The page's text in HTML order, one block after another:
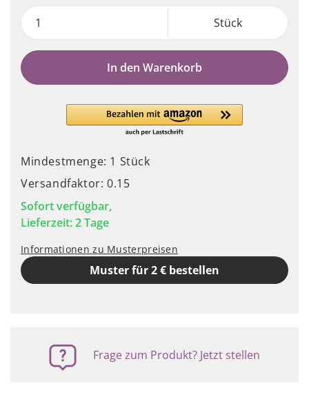
Stück
In den Warenkorb
Mindestmenge: 1 Stück
Versandfaktor: 0.15
Sofort verfügbar,
Lieferzeit: 2 Tage
Informationen zu Musterpreisen
Muster für 2 € bestellen
Frage zum Produkt? Jetzt stellen